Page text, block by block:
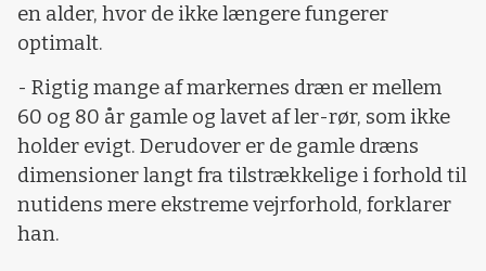
en alder, hvor de ikke længere fungerer
optimalt.
- Rigtig mange af markernes dræn er mellem
60 og 80 år gamle og lavet af ler-rør, som ikke
holder evigt. Derudover er de gamle dræns
dimensioner langt fra tilstrækkelige i forhold til
nutidens mere ekstreme vejrforhold, forklarer
han.